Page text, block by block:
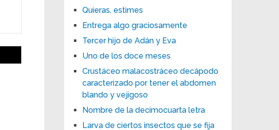
Quieras, estimes
Entrega algo graciosamente
Tercer hijo de Adán y Eva
Uno de los doce meses
Crustáceo malacostráceo decápodo
caracterizado por tener el abdomen
blando y vejigoso
Nombre de la decimocuarta letra
Larva de ciertos insectos que se fija